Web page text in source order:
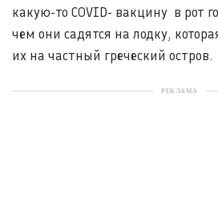
какую-то COVID- вакцину в рот
чем они садятся на лодку,
их на частный греческий остров.
РЕКЛАМА